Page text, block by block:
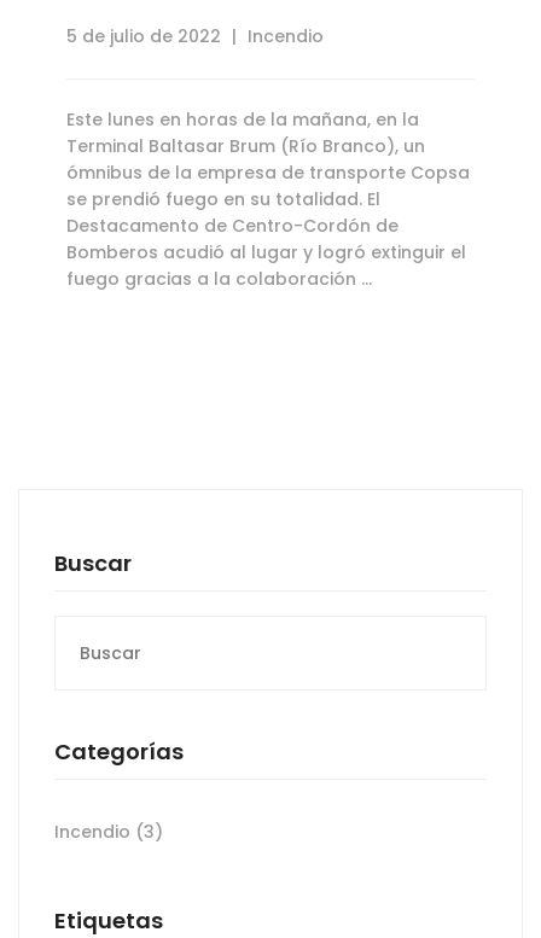
5 de julio de 2022 Incendio
Este lunes en horas de la mañana, en la
Terminal Baltasar Brum (Río Branco), un
ómnibus de la empresa de transporte Copsa
se prendió fuego en su totalidad. El
Destacamento de Centro-Cordón de
Bomberos acudió al lugar y logró extinguir el
fuego gracias a la colaboración …
Buscar
Categorías
Incendio (3)
Etiquetas